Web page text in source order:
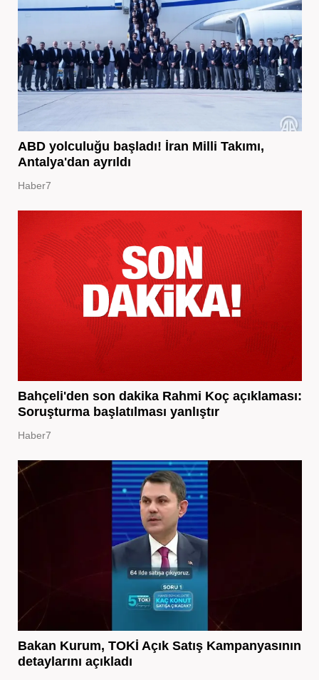
ABD yolculuğu başladı! İran Milli Takımı,
Antalya'dan ayrıldı
Haber7
Bahçeli'den son dakika Rahmi Koç açıklaması:
Soruşturma başlatılması yanlıştır
Haber7
Bakan Kurum, TOKİ Açık Satış Kampanyasının
detaylarını açıkladı